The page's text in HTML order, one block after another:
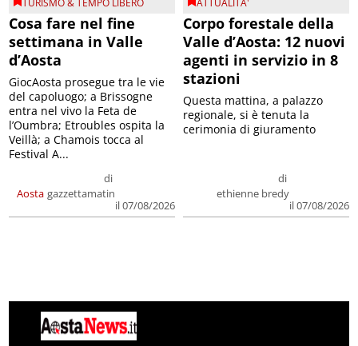
Cosa fare nel fine
settimana in Valle
d’Aosta
Aosta
di
gazzettamatin
il 07/08/2026
GiocAosta prosegue tra le vie
del capoluogo; a Brissogne
entra nel vivo la Feta de
l’Oumbra; Etroubles ospita la
Veillà; a Chamois tocca al
Festival A...
Corpo forestale della
Valle d’Aosta: 12 nuovi
agenti in servizio in 8
stazioni
di
ethienne bredy
il 07/08/2026
Questa mattina, a palazzo
regionale, si è tenuta la
cerimonia di giuramento